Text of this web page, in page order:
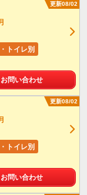
更新08/02
トイレ別
お問い合わせ
更新08/02
トイレ別
お問い合わせ